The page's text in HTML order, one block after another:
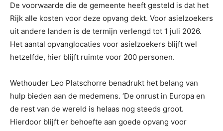
De voorwaarde die de gemeente heeft gesteld is dat het
Rijk alle kosten voor deze opvang dekt. Voor asielzoekers
uit andere landen is de termijn verlengd tot 1 juli 2026.
Het aantal opvanglocaties voor asielzoekers blijft wel
hetzelfde, hier blijft ruimte voor 200 personen.
Wethouder Leo Platschorre benadrukt het belang van
hulp bieden aan de medemens. ‘De onrust in Europa en
de rest van de wereld is helaas nog steeds groot.
Hierdoor blijft er behoefte aan goede opvang voor